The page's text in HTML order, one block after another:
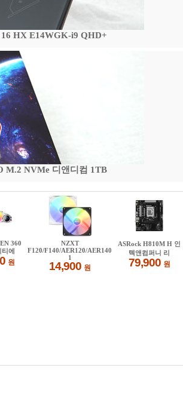
HX E14WGK-i9 QHD+
M.2 NVMe 디앤디컴 1TB